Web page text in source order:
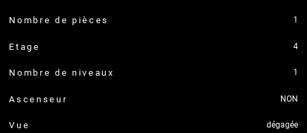
Nombre de pièces 1
Etage 4
Nombre de niveaux 1
Ascenseur NON
Vue dégagée